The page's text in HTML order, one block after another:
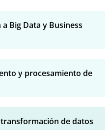
Big Data y Business
y procesamiento de
de datos